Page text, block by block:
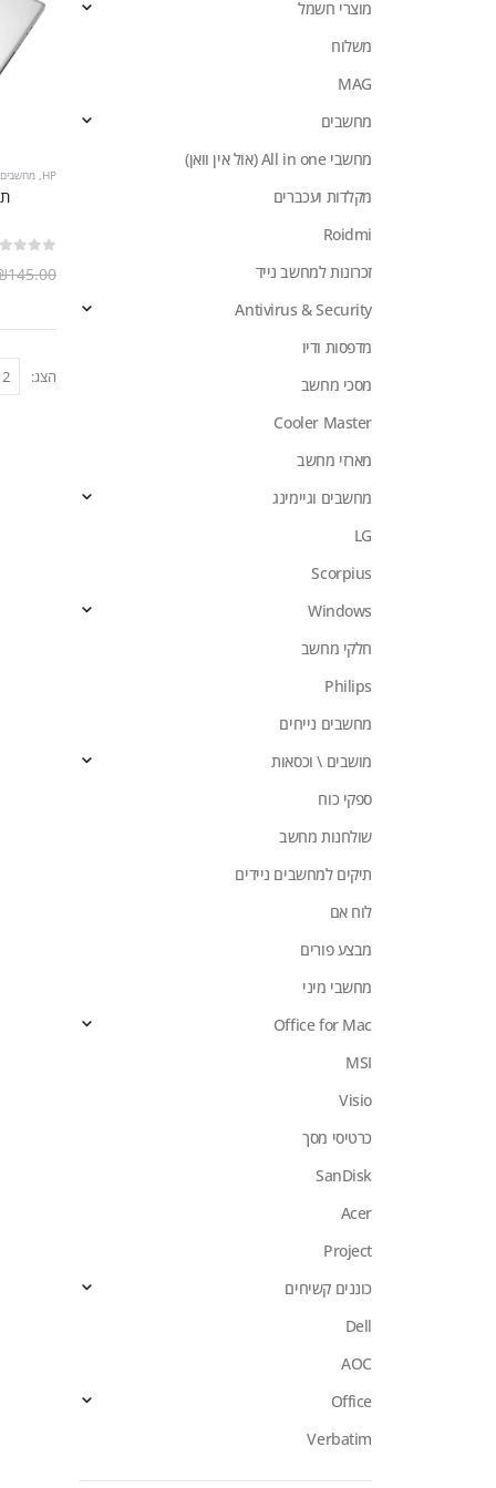
HP
, מחשבים
145.00
הצג:
מוצרי חשמל
משלוח
MAG
מחשבים
מחשבי All in one (אול אין וואן)
מקלדות ועכברים
Roidmi
זכרונות למחשב נייד
Antivirus & Security
מדפסות ודיו
מסכי מחשב
Cooler Master
מארזי מחשב
מחשבים וגיימינג
LG
Scorpius
Windows
חלקי מחשב
Philips
מחשבים נייחים
מושבים \ וכסאות
ספקי כוח
שולחנות מחשב
תיקים למחשבים ניידים
לוח אם
מבצע פורים
מחשבי מיני
Office for Mac
MSI
Visio
כרטיסי מסך
SanDisk
Acer
Project
כוננים קשיחים
Dell
AOC
Office
Verbatim